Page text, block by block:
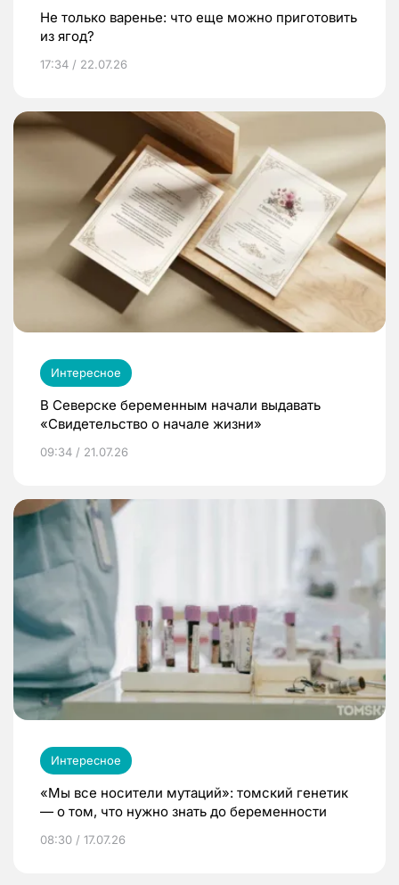
Не только варенье: что еще можно приготовить
из ягод?
17:34 / 22.07.26
Интересное
В Северске беременным начали выдавать
«Свидетельство о начале жизни»
09:34 / 21.07.26
Интересное
«Мы все носители мутаций»: томский генетик
— о том, что нужно знать до беременности
08:30 / 17.07.26